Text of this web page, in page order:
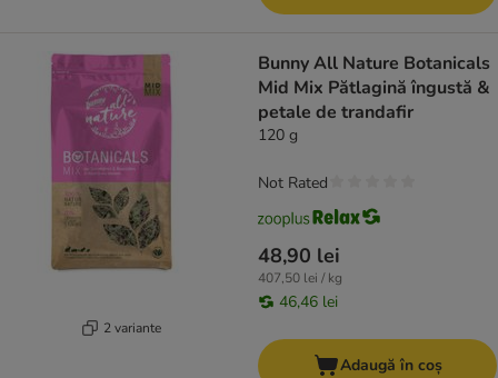
2 variante
Bunny All Nature Botanicals
Mid Mix Pătlagină îngustă &
petale de trandafir
120 g
48,90 lei
407,50 lei / kg
46,46 lei
Not Rated
Adaugă în coș